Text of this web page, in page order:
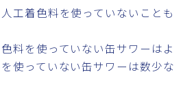
工着色料を使っていないことも
料を使っていない缶サワーはよ
使っていない缶サワーは数少な